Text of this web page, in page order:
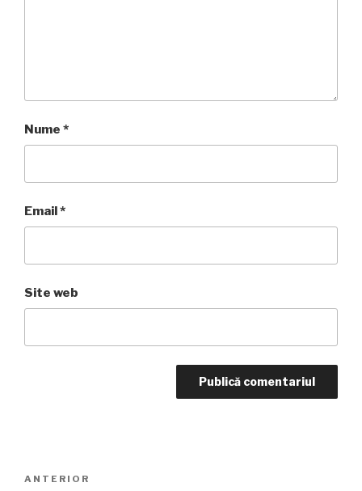
Nume *
Email*
Site web
Articolul
ANTERIOR